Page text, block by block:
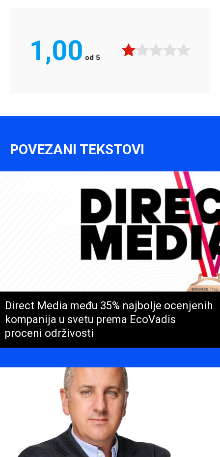
1,00 od 5
POVEZANI TEKSTOVI
Direct Media među 35% najbolje ocenjenih
kompanija u svetu prema EcoVadis
proceni održivosti